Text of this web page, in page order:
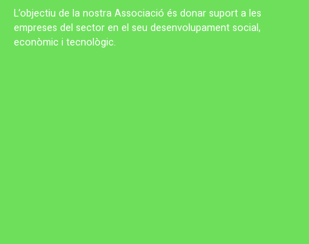
L’objectiu de la nostra Associació és donar suport a les
empreses del sector en el seu desenvolupament social,
econòmic i tecnològic.